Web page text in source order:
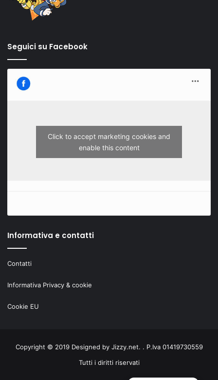
Seguici su Facebook
Click to accept marketing cookies and
enable this content
Informativa e contatti
Contatti
Informativa Privacy & cookie
Cookie EU
Copyright © 2019 Designed by Jizzy.net. . P.Iva 01419730559
Tutti i diritti riservati